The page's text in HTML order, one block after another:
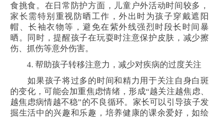
食挑食。在日常防护方面，儿童户外活动时间较多，
家长需特别重视防晒工作，外出时为孩子穿戴遮阳
帽、长袖衣物等，避免在紫外线强烈时段长时间暴
晒。同时，提醒孩子在玩耍时注意保护皮肤，减少擦
伤、抓伤等意外伤害。
4. 帮助孩子转移注意力，减少对疾病的过度关注
如果孩子将过多的时间和精力用于关注自身白斑
的变化，可能会加重焦虑情绪，形成“越关注越焦虑、
越焦虑病情越不稳”的不良循环。家长可以引导孩子发
掘生活中的兴趣和乐趣，培养健康的课余爱好，如绘